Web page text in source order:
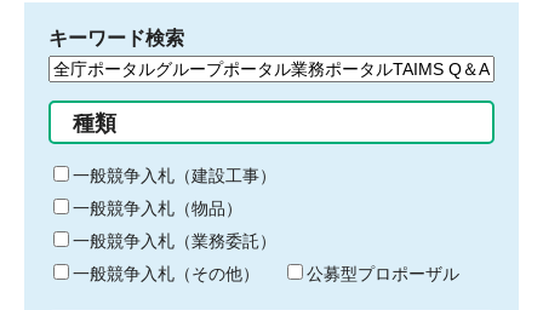
キーワード検索
検
る
キ
ー
ワ
ー
ド
種類
一般競争入札（建設工事）
一般競争入札（物品）
一般競争入札（業務委託）
一般競争入札（その他）
公募型プロポーザル